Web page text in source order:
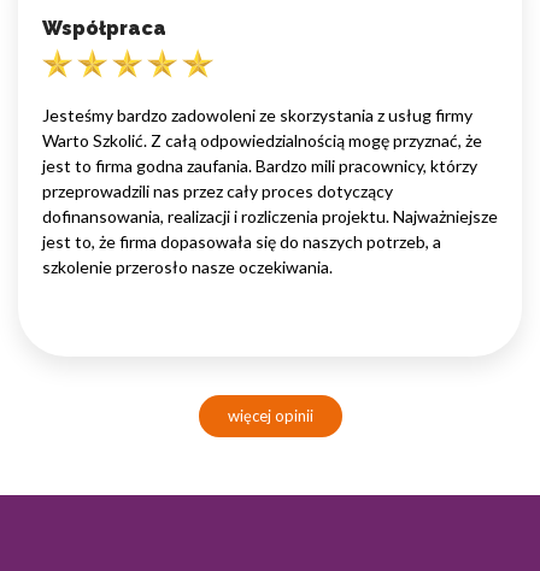
Współpraca
Jesteśmy bardzo zadowoleni ze skorzystania z usług firmy
Warto Szkolić. Z całą odpowiedzialnością mogę przyznać, że
jest to firma godna zaufania. Bardzo mili pracownicy, którzy
przeprowadzili nas przez cały proces dotyczący
dofinansowania, realizacji i rozliczenia projektu. Najważniejsze
jest to, że firma dopasowała się do naszych potrzeb, a
szkolenie przerosło nasze oczekiwania.
więcej opinii